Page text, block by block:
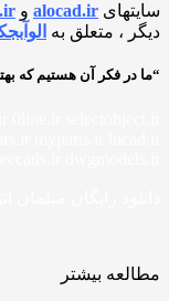
alocad.ir و
، متعلق بهالوآبجکت
فکر آن هستیم که بهترین
بیشتر